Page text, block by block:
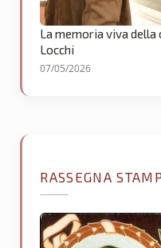
La memoria viva
Locchi
07/05/2026
RASSEGNA